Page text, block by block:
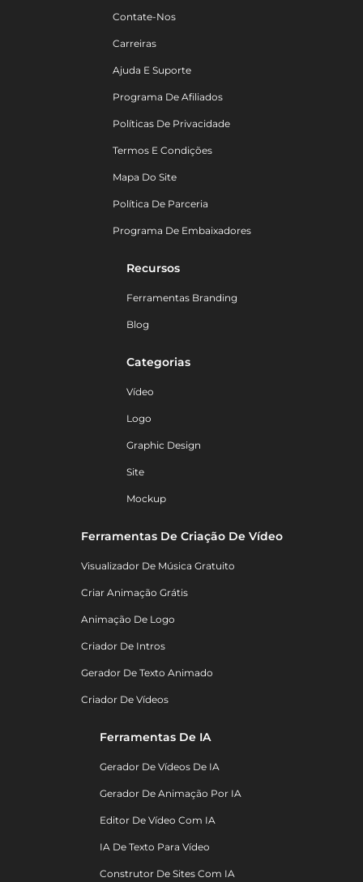
Contate-Nos
Carreiras
Ajuda E Suporte
Programa De Afiliados
Políticas De Privacidade
Termos E Condições
Mapa Do Site
Política De Parceria
Programa De Embaixadores
Recursos
Ferramentas Branding
Blog
Categorias
Vídeo
Logo
Graphic Design
Site
Mockup
Ferramentas De Criação De Vídeo
Visualizador De Música Gratuito
Criar Animação Grátis
Animação De Logo
Criador De Intros
Gerador De Texto Animado
Criador De Vídeos
Ferramentas De IA
Gerador De Vídeos De IA
Gerador De Animação Por IA
Editor De Vídeo Com IA
IA De Texto Para Vídeo
Construtor De Sites Com IA